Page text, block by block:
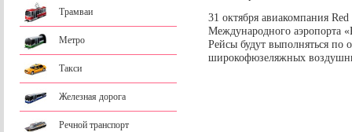
Трамваи
Метро
Такси
Железная дорога
Речной транспорт
31 октября авиакомпания
Международного аэропорта
Рейсы будут выполняться по
широкофюзеляжных